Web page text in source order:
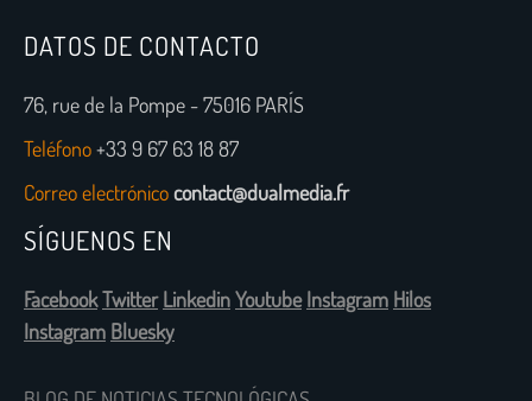
DATOS DE CONTACTO
76, rue de la Pompe - 75016 PARÍS
Teléfono+33 9 67 63 18 87
Correo electrónicocontact@dualmedia.fr
SÍGUENOS EN
FacebookTwitter LinkedinYoutube Instagram Hilos
Instagram Bluesky